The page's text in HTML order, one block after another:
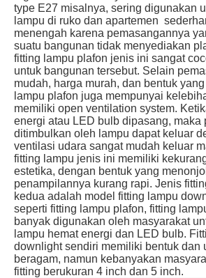
type E27 misalnya, sering digunakan
lampu di ruko dan apartemen
menengah karena pemasangannya
suatu bangunan tidak menyediakan
fitting lampu plafon jenis ini sangat
untuk bangunan tersebut. Selain
mudah, harga murah, dan bentuk
lampu plafon juga mempunyai
memiliki open ventilation system.
energi atau LED bulb dipasang, maka
ditimbulkan oleh lampu dapat keluar
ventilasi udara sangat mudah keluar
fitting lampu jenis ini memiliki
estetika, dengan bentuk yang
penampilannya kurang rapi. Jenis
kedua adalah model fitting lampu
seperti fitting lampu plafon, fitting
banyak digunakan oleh masyarakat
lampu hemat energi dan LED bulb.
downlight sendiri memiliki bentuk dan
beragam, namun kebanyakan
fitting berukuran 4 inch dan 5 inch.